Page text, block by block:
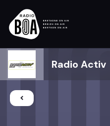
Radio Activ